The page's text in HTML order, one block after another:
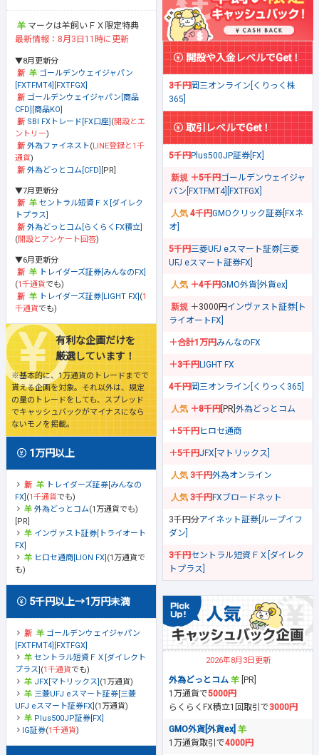
マークは羊飼いＦＸ限定特典
最新情報：8月3日11時に更新
▼8月更新分
ゴールデンウェイジャパン
[FXTFMT4][FXTFGX]
ゴールデンウェイジャパン[商品
CFD][商品KO]
SBI FXトレード[FX口座] (開設とエ
ントリー)
外為ファイネスト(LINE登録と1千
通貨)
外為どっとコム[CFD] [PR]
▼7月更新分
セントラル短資ＦＸ[ダイレク
トプラス]
外為どっとコム[らくらくFX積立]
(開設とアンケート回答)
▼6月更新分
トレイダーズ証券[みんなのFX]
(1千通貨でも)
トレイダーズ証券[LIGHT FX] (1
千通貨でも)
有利な企画だけを
厳選しています！
※基本的に、1万通貨のトレードまでで
貰える企画を対象。それ以外は、規定
の量のトレードをしても、スプレッド
でキャッシュバックがマイナスになら
ないモノを掲載。
1万円以上
トレイダーズ証券[みんなの
FX] (1千通貨でも)
外為どっとコム(1万通貨でも)
[PR]
インヴァスト証券[トライオート
FX]
ヒロセ通商[LION FX] (1万通貨で
も)
5千円以上→1万円未満
ゴールデンウェイジャパン
[FXTFMT4][FXTFGX]
セントラル短資ＦＸ[ダイレクト
プラス] (1千通貨でも)
JFX[マトリックス] (1万通貨)
三菱UFJ eスマート証券[三菱
UFJ eスマート証券FX] (1万通貨)
Plus500JP証券[FX]
IG証券(1千通貨)
開設や入金レベルでGet！
3千円岡三オンライン[くりっく株
365]
取引レベルでGet！
5千円Plus500JP証券[FX]
＋5千円ゴールデンウェイジャ
パン[FXTFMT4][FXTFGX]
4千円GMOクリック証券[FXネ
オ]
5千円三菱UFJ eスマート証券[三菱
UFJ eスマート証券FX]
＋4千円GMO外貨[外貨ex]
＋3000円 インヴァスト証券[ト
ライオートFX]
＋合計1万円みんなのFX
＋3千円LIGHT FX
4千円岡三オンライン[くりっく365]
＋8千円 [PR] 外為どっとコム
＋5千円ヒロセ通商
＋5千円JFX[マトリックス]
3千円外為オンライン
3千円FXブロードネット
3千円分アイネット証券[ループイフ
ダン]
3千円セントラル短資ＦＸ[ダイレク
トプラス]
2026年8月3日更新
外為どっとコム
[PR]
1万通貨で5000円
らくらくFX積立1回取引で3000円
GMO外貨[外貨ex]
1万通貨取引で4000円